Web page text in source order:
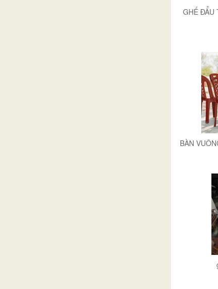
GHẾ ĐẨU
BÀN